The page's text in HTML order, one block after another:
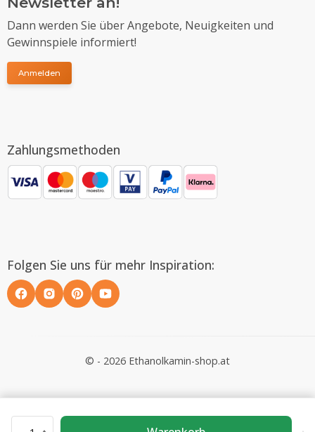
Dann werden Sie über Angebote, Neuigkeiten und
Gewinnspiele informiert!
Anmelden
Zahlungsmethoden
Folgen Sie uns für mehr Inspiration:
© - 2026 Ethanolkamin-shop.at